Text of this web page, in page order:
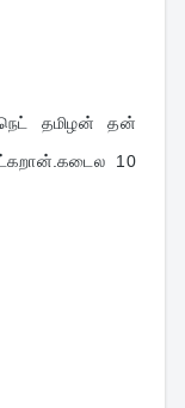
தமிழன் தன்
10